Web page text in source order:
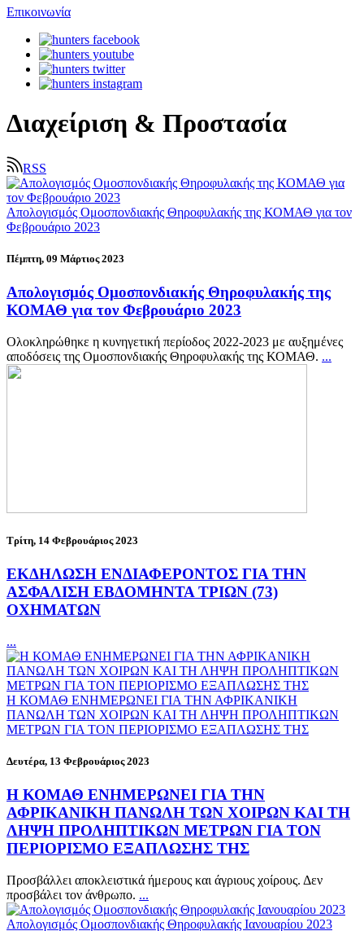
Επικοινωνία
Διαχείριση & Προστασία
RSS
Απολογισμός Ομοσπονδιακής Θηροφυλακής της ΚΟΜΑΘ για τον
Φεβρουάριο 2023
Πέμπτη, 09 Μάρτιος 2023
Απολογισμός Ομοσπονδιακής Θηροφυλακής της
ΚΟΜΑΘ για τον Φεβρουάριο 2023
Ολοκληρώθηκε η κυνηγετική περίοδος 2022-2023 με αυξημένες
αποδόσεις της Ομοσπονδιακής Θηροφυλακής της ΚΟΜΑΘ. ...
Τρίτη, 14 Φεβρουάριος 2023
ΕΚΔΗΛΩΣΗ ΕΝΔΙΑΦΕΡΟΝΤΟΣ ΓΙΑ ΤΗΝ
ΑΣΦΑΛΙΣΗ ΕΒΔΟΜΗΝΤΑ ΤΡΙΩΝ (73)
ΟΧΗΜΑΤΩΝ
...
Η ΚΟΜΑΘ ΕΝΗΜΕΡΩΝΕΙ ΓΙΑ ΤΗΝ ΑΦΡΙΚΑΝΙΚΗ
ΠΑΝΩΛΗ ΤΩΝ ΧΟΙΡΩΝ ΚΑΙ ΤΗ ΛΗΨΗ ΠΡΟΛΗΠΤΙΚΩΝ
ΜΕΤΡΩΝ ΓΙΑ ΤΟΝ ΠΕΡΙΟΡΙΣΜΟ ΕΞΑΠΛΩΣΗΣ ΤΗΣ
Δευτέρα, 13 Φεβρουάριος 2023
Η ΚΟΜΑΘ ΕΝΗΜΕΡΩΝΕΙ ΓΙΑ ΤΗΝ
ΑΦΡΙΚΑΝΙΚΗ ΠΑΝΩΛΗ ΤΩΝ ΧΟΙΡΩΝ ΚΑΙ ΤΗ
ΛΗΨΗ ΠΡΟΛΗΠΤΙΚΩΝ ΜΕΤΡΩΝ ΓΙΑ ΤΟΝ
ΠΕΡΙΟΡΙΣΜΟ ΕΞΑΠΛΩΣΗΣ ΤΗΣ
Προσβάλλει αποκλειστικά ήμερους και άγριους χοίρους. Δεν
προσβάλει τον άνθρωπο. ...
Απολογισμός Ομοσπονδιακής Θηροφυλακής Ιανουαρίου 2023